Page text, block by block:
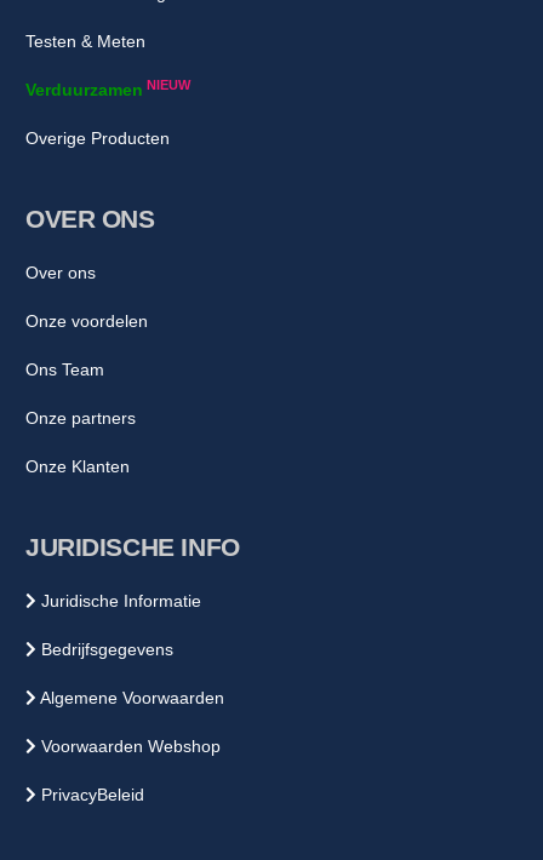
Testen & Meten
Verduurzamen NIEUW
Overige Producten
OVER ONS
Over ons
Onze voordelen
Ons Team
Onze partners
Onze Klanten
JURIDISCHE INFO
Juridische Informatie
Bedrijfsgegevens
Algemene Voorwaarden
Voorwaarden Webshop
PrivacyBeleid